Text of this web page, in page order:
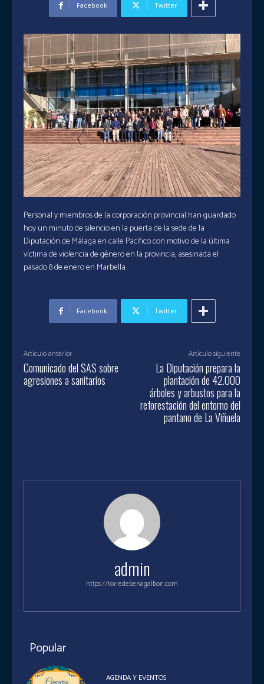
Facebook Twitter
Personal y miembros de la corporación provincial han guardado
hoy un minuto de silencio en la puerta de la sede de la
Diputación de Málaga en calle Pacífico con motivo de la última
víctima de violencia de género en la provincia, asesinada el
pasado 8 de enero en Marbella.
Facebook Twitter
Artículo anterior
Comunicado del SAS sobre
agresiones a sanitarios
Artículo siguiente
La Diputación prepara la
plantación de 42.000
árboles y arbustos para la
reforestación del entorno del
pantano de La Viñuela
admin
https://torredebenagalbon.com
Popular
AGENDA Y EVENTOS